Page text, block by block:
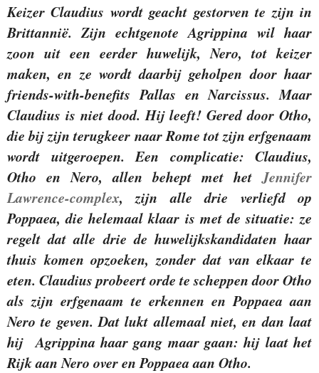
Keizer Claudius wordt geacht gestorven te zijn in
Brittannië. Zijn echtgenote Agrippina wil haar
zoon uit een eerder huwelijk, Nero, tot keizer
maken, en ze wordt daarbij geholpen door haar
friends-with-benefits Pallas en Narcissus. Maar
Claudius is niet dood. Hij leeft! Gered door Otho,
die bij zijn terugkeer naar Rome tot zijn erfgenaam
wordt uitgeroepen. Een complicatie: Claudius,
Otho en Nero, allen behept met het Jennifer
Lawrence-complex, zijn alle drie verliefd op
Poppaea, die helemaal klaar is met de situatie: ze
regelt dat alle drie de huwelijkskandidaten haar
thuis komen opzoeken, zonder dat van elkaar te
eten. Claudius probeert orde te scheppen door Otho
als zijn erfgenaam te erkennen en Poppaea aan
Nero te geven. Dat lukt allemaal niet, en dan laat
hij Agrippina haar gang maar gaan: hij laat het
Rijk aan Nero over en Poppaea aan Otho.